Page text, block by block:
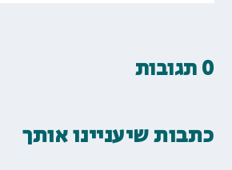
0 תגובות
כתבות שיעניינו אותך